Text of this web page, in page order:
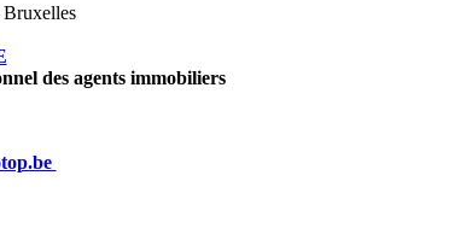
des agents immobiliers